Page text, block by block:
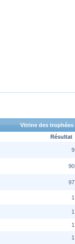
Vitrine des trophées
Résultat
9
90
97
1
1
1
1